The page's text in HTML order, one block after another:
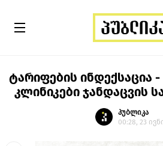
ტარიფების ინდექსაცია
კლინიკები ჯანდაცვის
პუბლიკა
00:28, 23